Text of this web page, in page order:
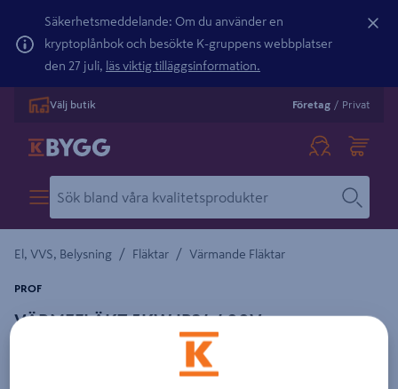
Säkerhetsmeddelande: Om du använder en
kryptoplånbok och besökte K-gruppens webbplatser
den 27 juli, läs viktig tilläggsinformation.
Välj butik Företag / Privat
El, VVS, Belysning / Fläktar / Värmande Fläktar
VÄRMEFLÄKT 5KW IP24 400V
PROF
Detaljerad beskrivning finns i produktbeskrivningsområdet